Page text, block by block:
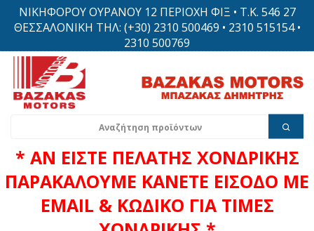
ΝΙΚΗΦΟΡΟΥ ΟΥΡΑΝΟΥ 12 ΠΕΡΙΟΧΗ ΦΙΞ • Τ.Κ. 546 27
ΘΕΣΣΑΛΟΝΙΚΗ ΤΗΛ: (+30) 2310 500469 • 2310 515154 •
2310 500769
* ΑΝ ΕΙΣΤΕ ΠΕΛΑΤΗΣ ΧΟΝΔΡΙΚΗΣ
ΠΑΡΑΚΑΛΟΥΜΕ ΚΑΝΕΤΕ ΕΙΣΟΔΟ ΜΕ
EMAIL & ΚΩΔΙΚΟ ΓΙΑ ΤΙΜΕΣ